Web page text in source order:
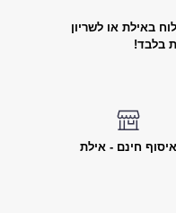
באילת או לשריון
בלבד!
איסוף חינם - אילת